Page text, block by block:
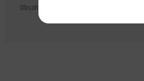
Obsah balení: 10 ks